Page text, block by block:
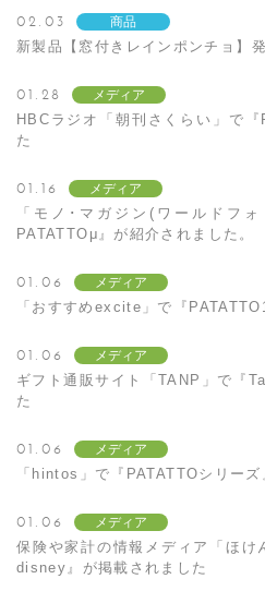
02.03 商品
新製品【窓付きレインポンチョ】
01.28 メディア
HBCラジオ「朝刊さくらい」で
た
01.16 メディア
「モノ･マガジン(ワールドフ
PATATTOμ』が紹介されました。
01.06 メディア
「おすすめexcite」で『
01.06 メディア
ギフト通販サイト「TANP」で『
た
01.06 メディア
「hintos」で『PATATTOシリー
01.06 メディア
保険や家計の情報メディア「ほけ
disney』が掲載されました